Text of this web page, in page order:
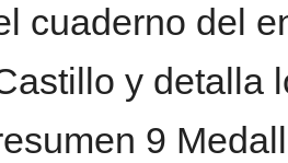
cuaderno del
y detalla
9